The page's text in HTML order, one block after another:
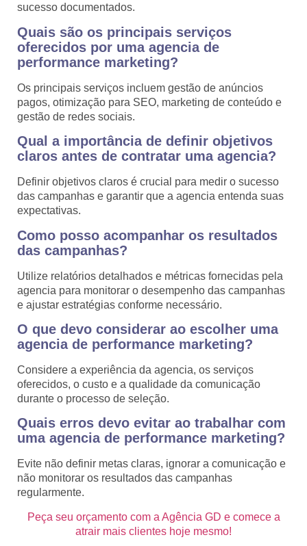
sucesso documentados.
Quais são os principais serviços
oferecidos por uma agencia de
performance marketing?
Os principais serviços incluem gestão de anúncios
pagos, otimização para SEO, marketing de conteúdo e
gestão de redes sociais.
Qual a importância de definir objetivos
claros antes de contratar uma agencia?
Definir objetivos claros é crucial para medir o sucesso
das campanhas e garantir que a agencia entenda suas
expectativas.
Como posso acompanhar os resultados
das campanhas?
Utilize relatórios detalhados e métricas fornecidas pela
agencia para monitorar o desempenho das campanhas
e ajustar estratégias conforme necessário.
O que devo considerar ao escolher uma
agencia de performance marketing?
Considere a experiência da agencia, os serviços
oferecidos, o custo e a qualidade da comunicação
durante o processo de seleção.
Quais erros devo evitar ao trabalhar com
uma agencia de performance marketing?
Evite não definir metas claras, ignorar a comunicação e
não monitorar os resultados das campanhas
regularmente.
Peça seu orçamento com a Agência GD e comece a
atrair mais clientes hoje mesmo!